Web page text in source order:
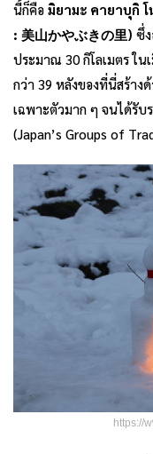
นี้ก็คือ มิยามะ คายาบุกิ
: 美山かやぶきの里) ซึ่ง
ประมาณ 30 กิโลเมตร ใ
กว่า 39 หลังของที่นี่สร้าง
เฉพาะตัวมาก ๆ จนได้รับ
(Japan’s Groups of
https://